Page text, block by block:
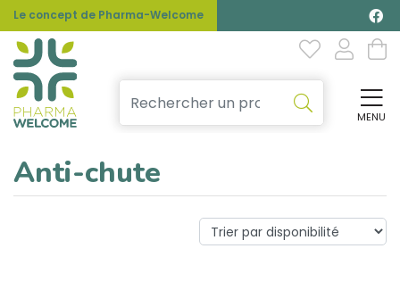
Le concept de Pharma-Welcome
MENU
Anti-chute